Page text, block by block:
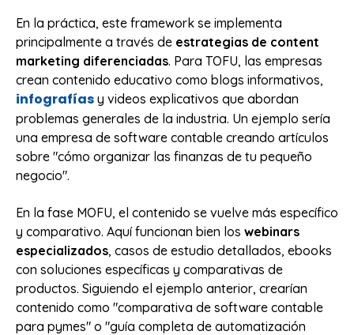
En la práctica, este framework se implementa
principalmente a través de estrategias de content
marketing diferenciadas. Para TOFU, las empresas
crean contenido educativo como blogs informativos,
infografías y videos explicativos que abordan
problemas generales de la industria. Un ejemplo sería
una empresa de software contable creando artículos
sobre "cómo organizar las finanzas de tu pequeño
negocio".
En la fase MOFU, el contenido se vuelve más específico
y comparativo. Aquí funcionan bien los webinars
especializados, casos de estudio detallados, ebooks
con soluciones específicas y comparativas de
productos. Siguiendo el ejemplo anterior, crearían
contenido como "comparativa de software contable
para pymes" o "guía completa de automatización